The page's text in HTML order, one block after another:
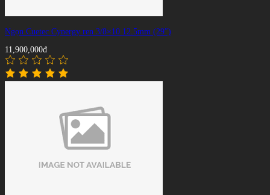
Ngọn Cuetec Cynergy ren 3/8×10 12.5mm (29″)
11,900,000đ